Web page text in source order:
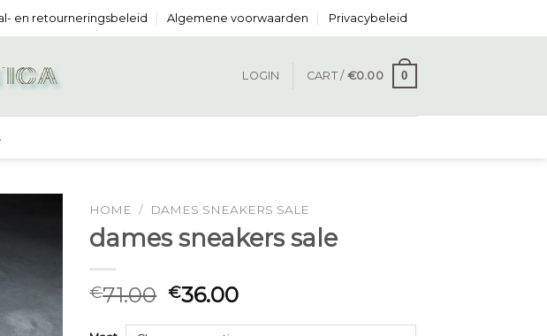
en retourneringsbeleid Algemene voorwaarden Privacybeleid
LOGIN CART / €0.00 0
HOME / DAMES SNEAKERS SALE
dames sneakers sale
€71.00 €36.00